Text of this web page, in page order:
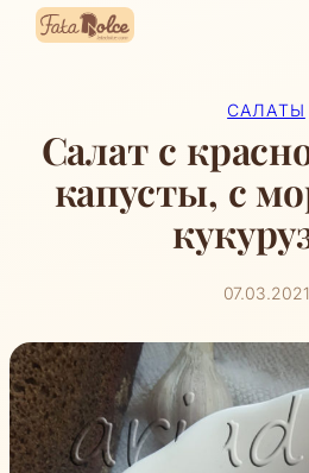
Перейти
САЛАТЫ
Салат с
капусты, с
07.03.2021